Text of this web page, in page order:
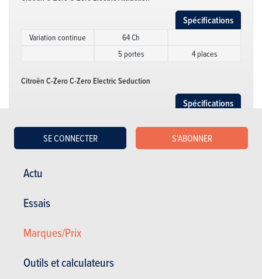
Actu
Essais
Marques/Prix
Outils et calculateurs
SE CONNECTER S'ABONNER
Spécifications
Variation continue
64 Ch
5 portes
4 places
Citroën C-Zero C-Zero Electric Seduction
Spécifications
4 places
ESSAIS